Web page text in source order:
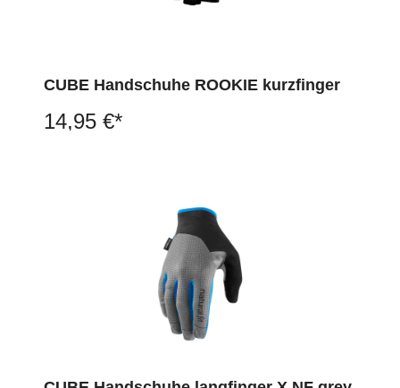
CUBE Handschuhe ROOKIE kurzfinger
14,95 €*